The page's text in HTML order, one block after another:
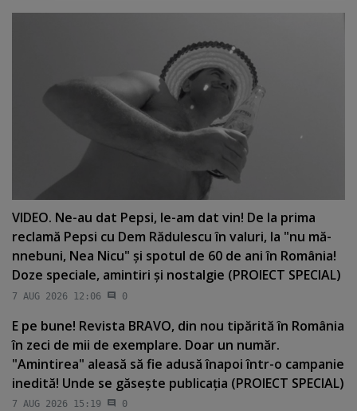
VIDEO. Ne-au dat Pepsi, le-am dat vin! De la prima
reclamă Pepsi cu Dem Rădulescu în valuri, la "nu mă-
nnebuni, Nea Nicu" şi spotul de 60 de ani în România!
Doze speciale, amintiri şi nostalgie (PROIECT SPECIAL)
7 AUG 2026 12:06 0
E pe bune! Revista BRAVO, din nou tipărită în România
în zeci de mii de exemplare. Doar un număr.
"Amintirea" aleasă să fie adusă înapoi într-o campanie
inedită! Unde se găseşte publicaţia (PROIECT SPECIAL)
7 AUG 2026 15:19 0